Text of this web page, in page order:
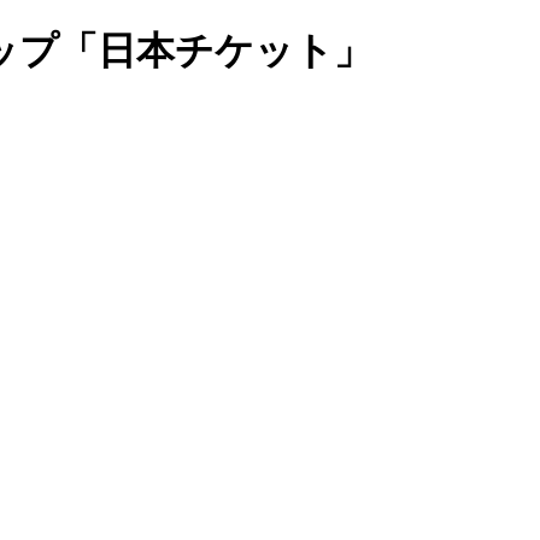
「日本チケット」